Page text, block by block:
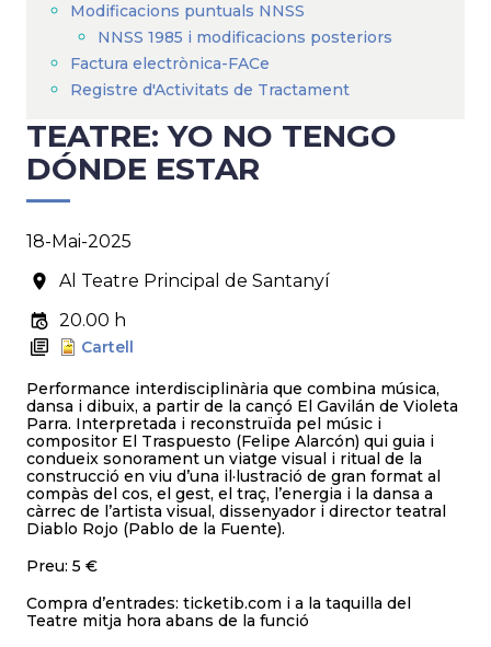
Modificacions puntuals NNSS
NNSS 1985 i modificacions posteriors
Factura electrònica-FACe
Registre d'Activitats de Tractament
TEATRE: YO NO TENGO
DÓNDE ESTAR
18-Mai-2025
Al Teatre Principal de Santanyí
20.00 h
Cartell
Performance interdisciplinària que combina música,
dansa i dibuix, a partir de la cançó El Gavilán de Violeta
Parra. Interpretada i reconstruïda pel músic i
compositor El Traspuesto (Felipe Alarcón) qui guia i
condueix sonorament un viatge visual i ritual de la
construcció en viu d’una il·lustració de gran format al
compàs del cos, el gest, el traç, l’energia i la dansa a
càrrec de l’artista visual, dissenyador i director teatral
Diablo Rojo (Pablo de la Fuente).
Preu: 5 €
Compra d’entrades: ticketib.com i a la taquilla del
Teatre mitja hora abans de la funció